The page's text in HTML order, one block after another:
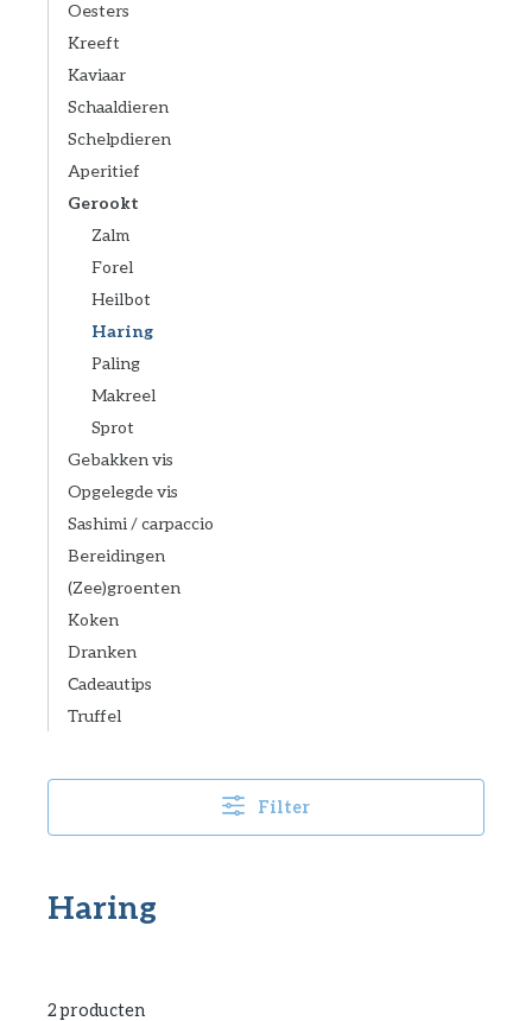
Oesters
Kreeft
Kaviaar
Schaaldieren
Schelpdieren
Aperitief
Gerookt
Zalm
Forel
Heilbot
Haring
Paling
Makreel
Sprot
Gebakken vis
Opgelegde vis
Sashimi / carpaccio
Bereidingen
(Zee)groenten
Koken
Dranken
Cadeautips
Truffel
Filter
Haring
2 producten